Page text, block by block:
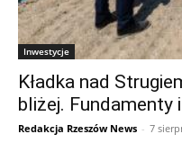
Inwestycje
Kładka nad
bliżej. Fundamenty
Redakcja Rzeszów News - 7